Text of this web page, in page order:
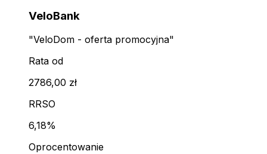
VeloBank
"VeloDom - oferta promocyjna"
Rata od
2786,00 zł
RRSO
6,18%
Oprocentowanie